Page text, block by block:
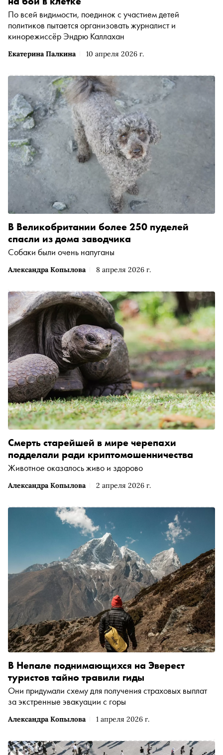
Екатерина Палкина 10 апреля 2026 г.
По всей видимости, поединок с участием детей
политиков пытается организовать журналист и
кинорежиссёр Эндрю Каллахан
Александра Копылова 8 апреля 2026 г.
В Великобритании более 250 пуделей
спасли из дома заводчика
Собаки были очень напуганы
Александра Копылова 2 апреля 2026 г.
Смерть старейшей в мире черепахи
подделали ради криптомошенничества
Животное оказалось живо и здорово
Александра Копылова 1 апреля 2026 г.
В Непале поднимающихся на Эверест
туристов тайно травили гиды
Они придумали схему для получения страховых выплат
за экстренные эвакуации с горы